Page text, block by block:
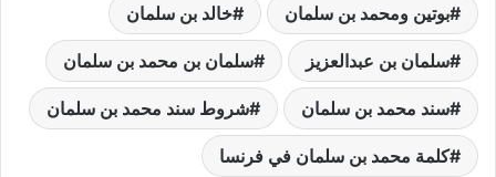
بوتين ومحمد بن سلمان خالد بن سلمان
سلمان بن عبدالعزيز سلمان بن محمد بن سلمان
سند محمد بن سلمان شروط سند محمد بن سلمان
كلمة محمد بن سلمان في فرنسا